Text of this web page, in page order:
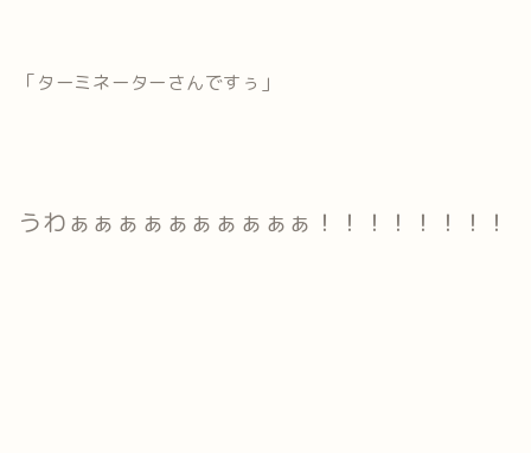
「ターミネーターさんですぅ」
うわぁぁぁぁぁぁぁぁぁぁ！！！！！！！！